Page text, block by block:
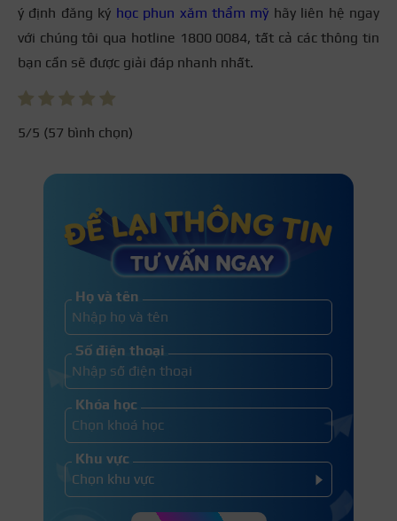
ý định đăng ký học phun xăm thẩm mỹ hãy liên hệ ngay
với chúng tôi qua hotline 1800 0084, tất cả các thông tin
bạn cần sẽ được giải đáp nhanh nhất.
5/5 (57 bình chọn)
Họ và tên
Số điện thoại
Khóa học
Khu vực